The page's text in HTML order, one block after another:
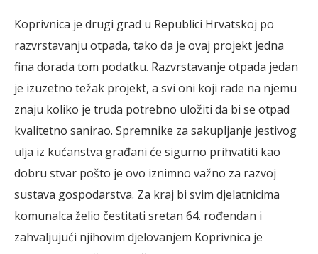
Koprivnica je drugi grad u Republici Hrvatskoj po
razvrstavanju otpada, tako da je ovaj projekt jedna
fina dorada tom podatku. Razvrstavanje otpada jedan
je izuzetno težak projekt, a svi oni koji rade na njemu
znaju koliko je truda potrebno uložiti da bi se otpad
kvalitetno sanirao. Spremnike za sakupljanje jestivog
ulja iz kućanstva građani će sigurno prihvatiti kao
dobru stvar pošto je ovo iznimno važno za razvoj
sustava gospodarstva. Za kraj bi svim djelatnicima
komunalca želio čestitati sretan 64. rođendan i
zahvaljujući njihovim djelovanjem Koprivnica je